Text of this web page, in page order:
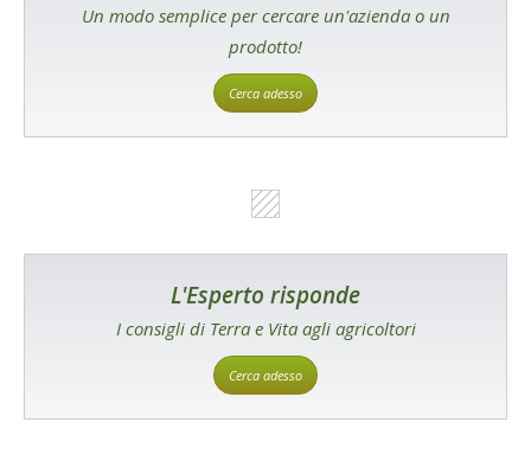
Un modo semplice per cercare un'azienda o un
prodotto!
Cerca adesso
L'Esperto risponde
I consigli di Terra e Vita agli agricoltori
Cerca adesso